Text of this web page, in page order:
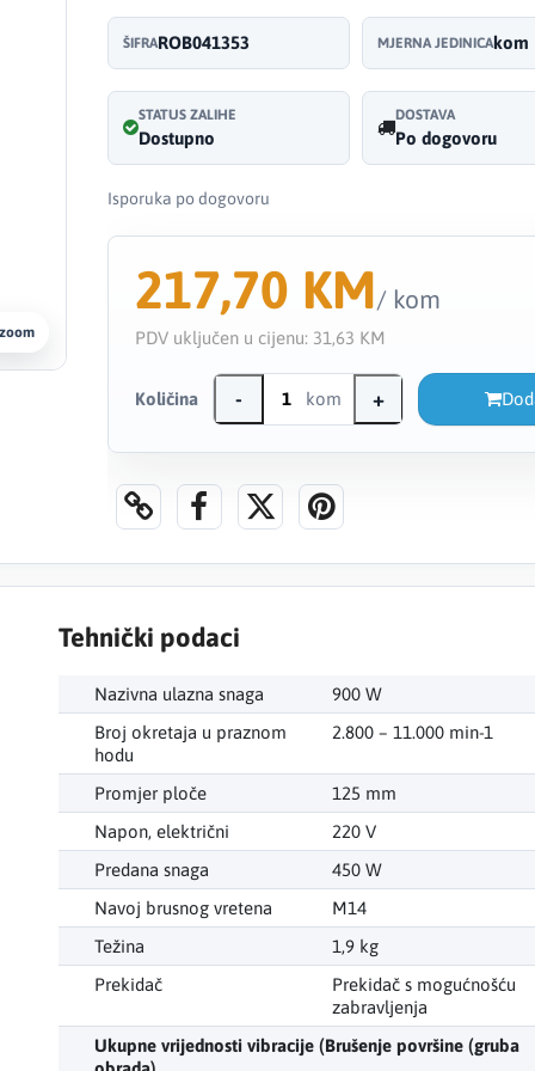
ŠIFRAROB041353 MJERNA JEDINICAkom
STATUS ZALIHE
Dostupno
DOSTAVA
Po dogovoru
Isporuka po dogovoru
217,70 KM/ kom
PDV uključen u cijenu: 31,63 KM
Količina - kom +
Tehnički podaci
Nazivna ulazna snaga
900 W
Broj okretaja u praznom
hodu
2.800 – 11.000 min-1
Promjer ploče
125 mm
Napon, električni
220 V
Predana snaga
450 W
Navoj brusnog vretena
M14
Težina
1,9 kg
Prekidač
Prekidač s mogućnošću
zabravljenja
Ukupne vrijednosti vibracije (Brušenje površine (gruba